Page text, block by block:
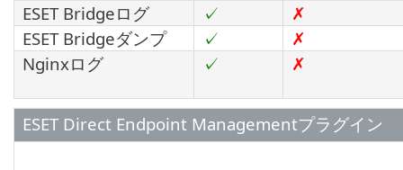
ESET Bridgeログ
✓
✗
ESET Bridgeダンプ
✓
✗
Nginxログ
✓ ✗
ESET Direct Endpoint Managementプラグイン